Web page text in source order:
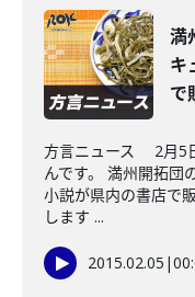
満
キ
で
方言ニュース 2月5
んです。 満州開拓団
小説が県内の書店で
します ...
2015.02.05 |